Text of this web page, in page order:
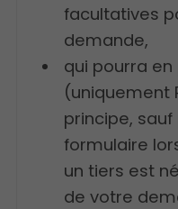
facultatives
demande,
qui pourra
(uniquement
principe,
formulaire
un tiers est
de votre